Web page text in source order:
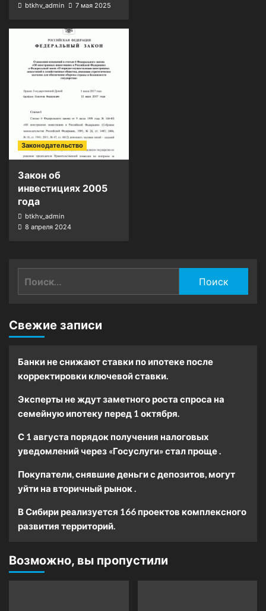
btkhv_admin 7 мая 2025
Законодательство
Закон об
инвестициях 2005
года
btkhv_admin
8 апреля 2024
Свежие записи
Банки не снижают ставки по ипотеке после
корректировки ключевой ставки.
Эксперты не ждут заметного роста спроса на
семейную ипотеку перед 1 октября.
С 1 августа порядок получения налоговых
уведомлений через «Госуслуги» стал проще .
Покупатели, снявшие деньги с депозитов, могут
уйти на вторичный рынок .
В Сибири реализуется 166 проектов комплексного
развития территорий.
Возможно, вы пропустили